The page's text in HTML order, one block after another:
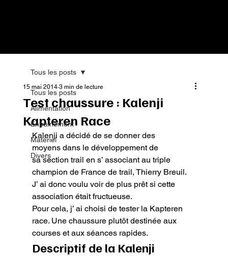
Tous les posts
Alimentation
Entrainement
Matériel
Divers
Tous les posts
Test chaussure : Kalenji
Kapteren Race
15 mai 2014 3 min de lecture
Kalenji a décidé de se donner des
moyens dans le développement de
sa section trail en s’ associant au triple
champion de France de trail, Thierry Breuil.
J’ ai donc voulu voir de plus prêt si cette
association était fructueuse.
Pour cela, j’ ai choisi de tester la Kapteren
race. Une chaussure plutôt destinée aux
courses et aux séances rapides.
Descriptif de la Kalenji